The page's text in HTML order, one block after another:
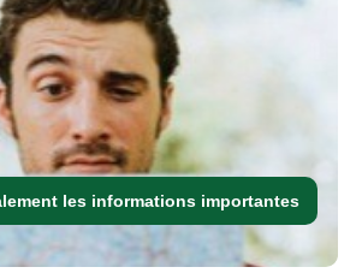
les informations importantes